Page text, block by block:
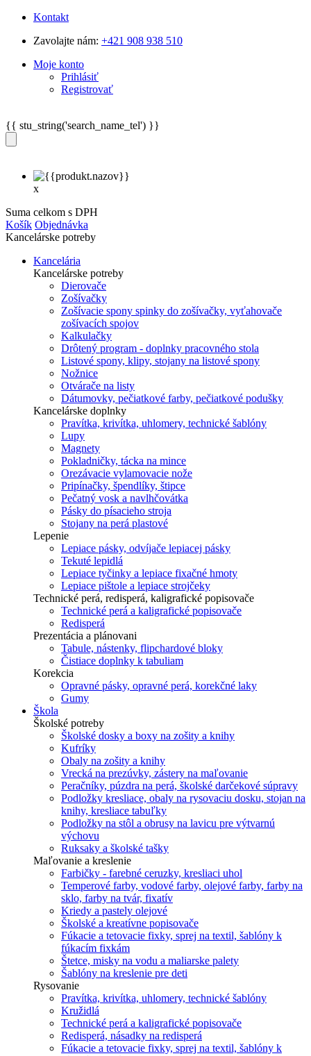
Kontakt
Zavolajte nám: +421 908 938 510
Moje konto
Prihlásiť
Registrovať
{{ stu_string('search_name_tel') }}
x
Suma celkom s DPH
Košík Objednávka
Kancelárske potreby
Kancelária
Kancelárske potreby
Dierovače
Zošívačky
Zošívacie spony spinky do zošívačky, vyťahovače
zošívacích spojov
Kalkulačky
Drôtený program - doplnky pracovného stola
Listové spony, klipy, stojany na listové spony
Nožnice
Otvárače na listy
Dátumovky, pečiatkové farby, pečiatkové podušky
Kancelárske doplnky
Pravítka, krivítka, uhlomery, technické šablóny
Lupy
Magnety
Pokladničky, tácka na mince
Orezávacie vylamovacie nože
Pripínačky, špendlíky, štipce
Pečatný vosk a navlhčovátka
Pásky do písacieho stroja
Stojany na perá plastové
Lepenie
Lepiace pásky, odvíjače lepiacej pásky
Tekuté lepidlá
Lepiace tyčinky a lepiace fixačné hmoty
Lepiace pištole a lepiace strojčeky
Technické perá, redisperá, kaligrafické popisovače
Technické perá a kaligrafické popisovače
Redisperá
Prezentácia a plánovani
Tabule, nástenky, flipchardové bloky
Čistiace doplnky k tabuliam
Korekcia
Opravné pásky, opravné perá, korekčné laky
Gumy
Škola
Školské potreby
Školské dosky a boxy na zošity a knihy
Kufríky
Obaly na zošity a knihy
Vrecká na prezúvky, zástery na maľovanie
Peračníky, púzdra na perá, školské darčekové súpravy
Podložky kresliace, obaly na rysovaciu dosku, stojan na
knihy, kresliace tabuľky
Podložky na stôl a obrusy na lavicu pre výtvarnú
výchovu
Ruksaky a školské tašky
Maľovanie a kreslenie
Farbičky - farebné ceruzky, kresliaci uhol
Temperové farby, vodové farby, olejové farby, farby na
sklo, farby na tvár, fixatív
Kriedy a pastely olejové
Školské a kreatívne popisovače
Fúkacie a tetovacie fixky, sprej na textil, šablóny k
fúkacím fixkám
Štetce, misky na vodu a maliarske palety
Šablóny na kreslenie pre deti
Rysovanie
Pravítka, krivítka, uhlomery, technické šablóny
Kružidlá
Technické perá a kaligrafické popisovače
Redisperá, násadky na redisperá
Fúkacie a tetovacie fixky, sprej na textil, šablóny k